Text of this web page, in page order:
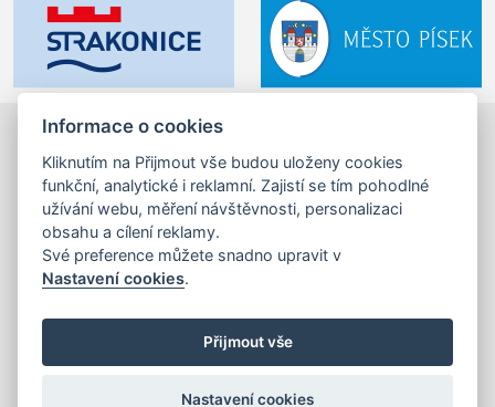
©2024-2026 Otava.fun z. s.
Velké náměstí 1/24, 397 01 Písek,
tel.: +420 725 053 144,info (zavináč) otava.fun
IČ: 17201462
mapa stránek
Realizace a správa webu:Studio QUIN.cz
Informace o cookies
Kliknutím na Přijmout vše budou uloženy cookies
funkční, analytické i reklamní. Zajistí se tím pohodlné
užívání webu, měření návštěvnosti, personalizaci
obsahu a cílení reklamy.
Své preference můžete snadno upravit v
Nastavení cookies.
Přijmout vše
Nastavení cookies